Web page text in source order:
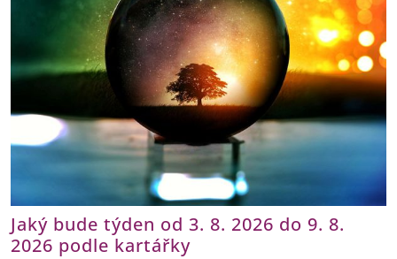
Jaký bude týden od 3. 8. 2026 do 9. 8.
2026 podle kartářky